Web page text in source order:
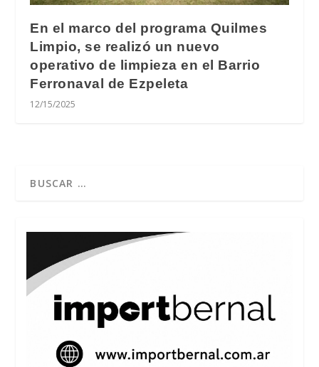
En el marco del programa Quilmes
Limpio, se realizó un nuevo
operativo de limpieza en el Barrio
Ferronaval de Ezpeleta
12/15/2025